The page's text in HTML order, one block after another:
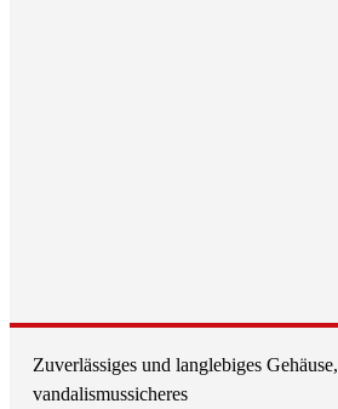
Zuverlässiges und langlebiges Gehäuse,
vandalismussicheres